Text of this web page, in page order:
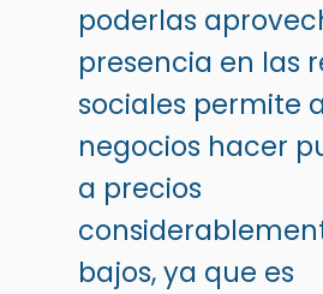
poderlas
presencia en las
sociales permite
negocios hacer
a precios
bajos, ya que es